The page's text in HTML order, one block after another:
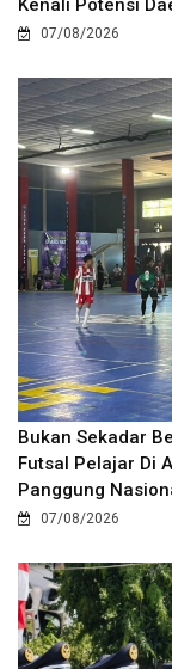
Kenali Potensi
07/08/2026
Bukan Sekadar
Futsal Pelajar Di
Panggung
07/08/2026